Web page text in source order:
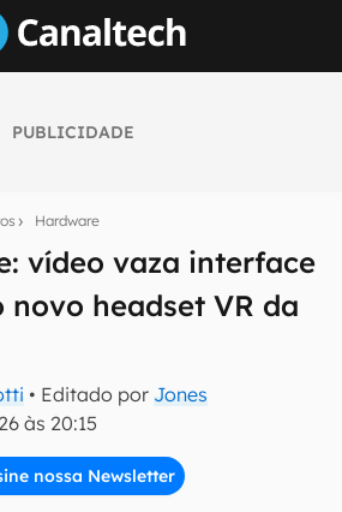
PUBLICIDADE
Hardware
vídeo vaza interface
novo headset VR da
• Editado por Jones
às 20:15
nossa Newsletter
sobre tecnologia em primeira
inscreva-se
e concordo com os Termos de
do Canaltech.